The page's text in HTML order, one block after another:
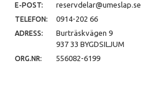
E-POST: reservdelar@umeslap.se
TELEFON: 0914-202 66
ADRESS:
Burträskvägen 9
937 33 BYGDSILJUM
ORG.NR: 556082-6199